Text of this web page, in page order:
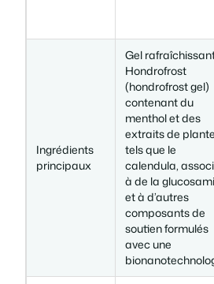
Ingrédients
principaux
Gel
Hondrofrost
(hondrofrost gel)
contenant du
menthol et des
extraits de
tels que le
calendula,
à de la
et à d’autres
composants de
soutien formulés
avec une